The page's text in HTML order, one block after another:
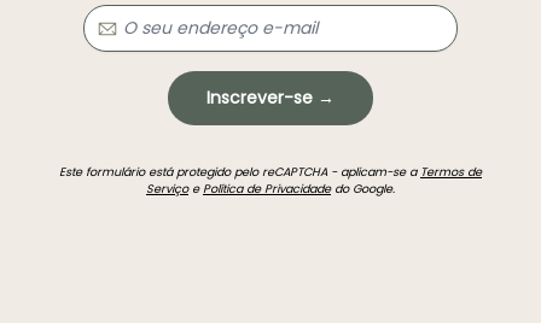
Inscrever-se →
Este formulário está protegido pelo reCAPTCHA - aplicam-se a Termos de
ServiçoePolítica de Privacidadedo Google.